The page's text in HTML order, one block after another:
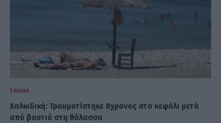
ΕΛΛΆΔΑ
Χαλκιδική: Τραυματίστηκε 8χρονος στο κεφάλι μετά
από βουτιά στη θάλασσα